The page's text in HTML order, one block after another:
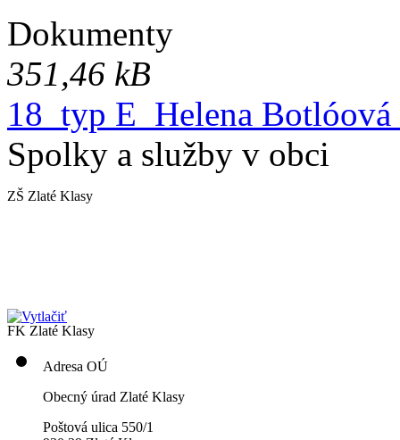
Dokumenty
351,46 kB
18_typ E_Helena
Spolky a služby v obci
ZŠ Zlaté Klasy
FK Zlaté Klasy
Adresa OÚ
Obecný úrad Zlaté Klasy
Poštová ulica 550/1